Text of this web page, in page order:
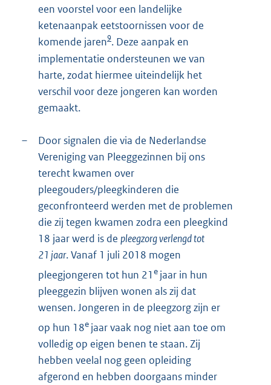
een voorstel voor een landelijke
ketenaanpak eetstoornissen voor de
komende jaren9. Deze aanpak en
implementatie ondersteunen we van
harte, zodat hiermee uiteindelijk het
verschil voor deze jongeren kan worden
gemaakt.
–
Door signalen die via de Nederlandse
Vereniging van Pleeggezinnen bij ons
terecht kwamen over
pleegouders/pleegkinderen die
geconfronteerd werden met de problemen
die zij tegen kwamen zodra een pleegkind
18 jaar werd is de pleegzorg verlengd tot
21 jaar. Vanaf 1 juli 2018 mogen
pleegjongeren tot hun 21 e jaar in hun
pleeggezin blijven wonen als zij dat
wensen. Jongeren in de pleegzorg zijn er
op hun 18e jaar vaak nog niet aan toe om
volledig op eigen benen te staan. Zij
hebben veelal nog geen opleiding
afgerond en hebben doorgaans minder